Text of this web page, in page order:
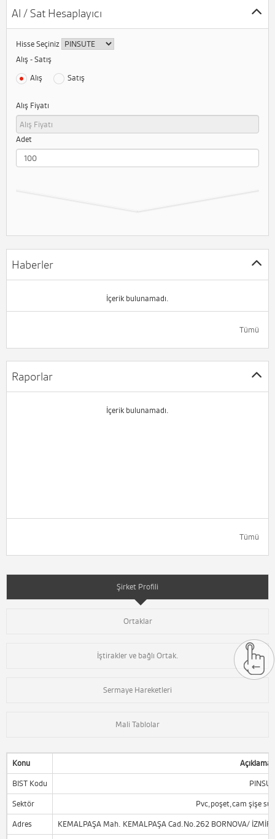
Al / Sat Hesaplayıcı
Hisse Seçiniz
Alış - Satış
Alış
Satış
Alış Fiyatı
Adet
Haberler
İçerik bulunamadı.
Tümü
Raporlar
İçerik bulunamadı.
Tümü
Şirket Profili
Ortaklar
İştirakler ve bağlı Ortak.
Sermaye Hareketleri
Mali Tablolar
Konu Açıklama
BIST Kodu PINSU
Sektör Pvc,poşet,cam şişe su
Adres KEMALPAŞA Mah. KEMALPAŞA Cad.No.262 BORNOVA/ İZMİR